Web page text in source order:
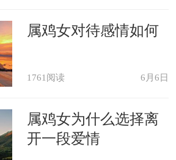
属鸡女对待感情如何
1761阅读 6月6日
属鸡女为什么选择离
开一段爱情